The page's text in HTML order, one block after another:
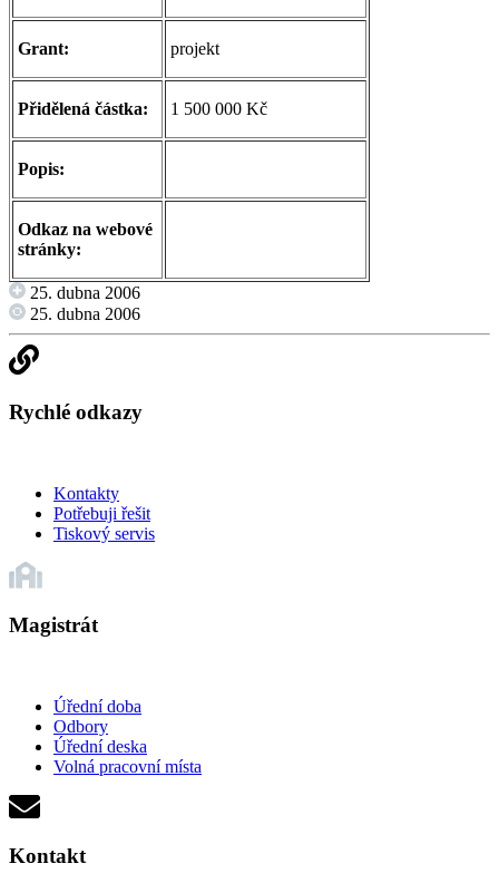
Grant: projekt
Přidělená částka: 1 500 000 Kč
Popis:
Odkaz na webové
stránky:
25. dubna 2006
25. dubna 2006
Rychlé odkazy
Kontakty
Potřebuji řešit
Tiskový servis
Magistrát
Úřední doba
Odbory
Úřední deska
Volná pracovní místa
Kontakt